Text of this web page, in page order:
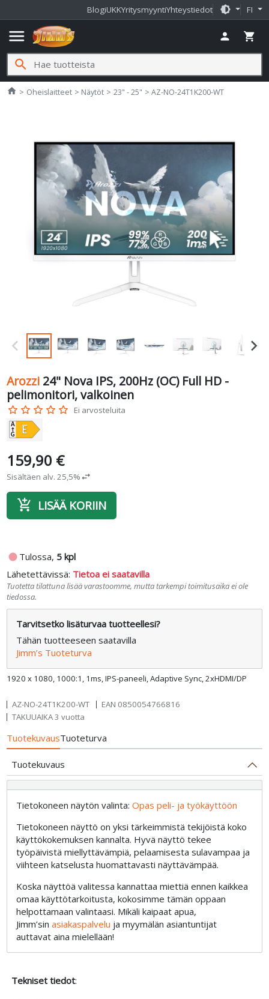
BlogiUKKYritysmyyntiYhteystiedot brightness_medium FI
menu person shopping_cart
search
home Jimms.fi
Oheislaitteet Näytöt 23" - 25" AZ-NO-24T1K200-WT
Arozzi 24" Nova IPS, 200Hz (OC) Full HD -
pelimonitori, valkoinen
star_border star_border star_border star_border star_border Ei arvosteluita
1920 x 1080, 1000:1, 1ms, IPS-paneeli, Adaptive Sync, 2xHDMI/DP
159,90 €
Sisältäen alv. 25,5%swap_horiz
add_shopping_cart LISÄÄ KORIIN
fiber_manual_record Tulossa, 5 kpl
Lähetettävissä: Tietoa ei saatavilla
Tuotetta tilattuna lisää varastoomme, mutta tarkempi toimitusaika ei ole
tiedossa.
Tarvitsetko lisäturvaa tuotteellesi?
Tähän tuotteeseen saatavilla
Jimm’s Tuoteturva
AZ-NO-24T1K200-WT EAN 0850054766816
TAKUUAIKA 3 vuotta
TuotekuvausTuoteturva
Tuotekuvaus
Tietokoneen näytön valinta:Opas peli- ja työkäyttöön
Tietokoneen näyttö on yksi tärkeimmistä tekijöistä koko
käyttökokemuksen kannalta. Hyvä näyttö tekee
työpäivistä miellyttävämpiä, pelaamisesta sulavampaa ja
viihteen katselusta huomattavasti näyttävämpää.
Koska näyttöä valitessa kannattaa miettiä ennen kaikkea
omaa käyttötarkoitusta, kokosimme tämän oppaan
helpottamaan valintaasi. Mikäli kaipaat apua,
Jimm’sinasiakaspalvelu ja myymälän asiantuntijat
auttavat aina mielellään!
Tekniset tiedot: